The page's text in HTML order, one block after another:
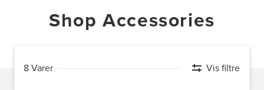
Shop Accessories
8 Varer Vis filtre